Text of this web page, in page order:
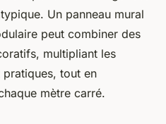
Un panneau mural
peut combiner des
multipliant les
tout en
mètre carré.